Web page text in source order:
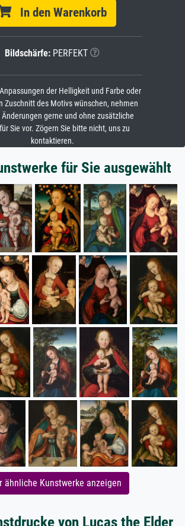
In den Warenkorb
Bildschärfe: PERFEKT
der Helligkeit und Farbe oder
Zuschnitt des Motivs wünschen, nehmen
gerne und ohne zusätzliche
Sie vor. Zögern Sie bitte nicht, uns zu
kontaktieren.
für Sie ausgewählt
ähnliche Kunstwerke anzeigen
von Lucas the Elder